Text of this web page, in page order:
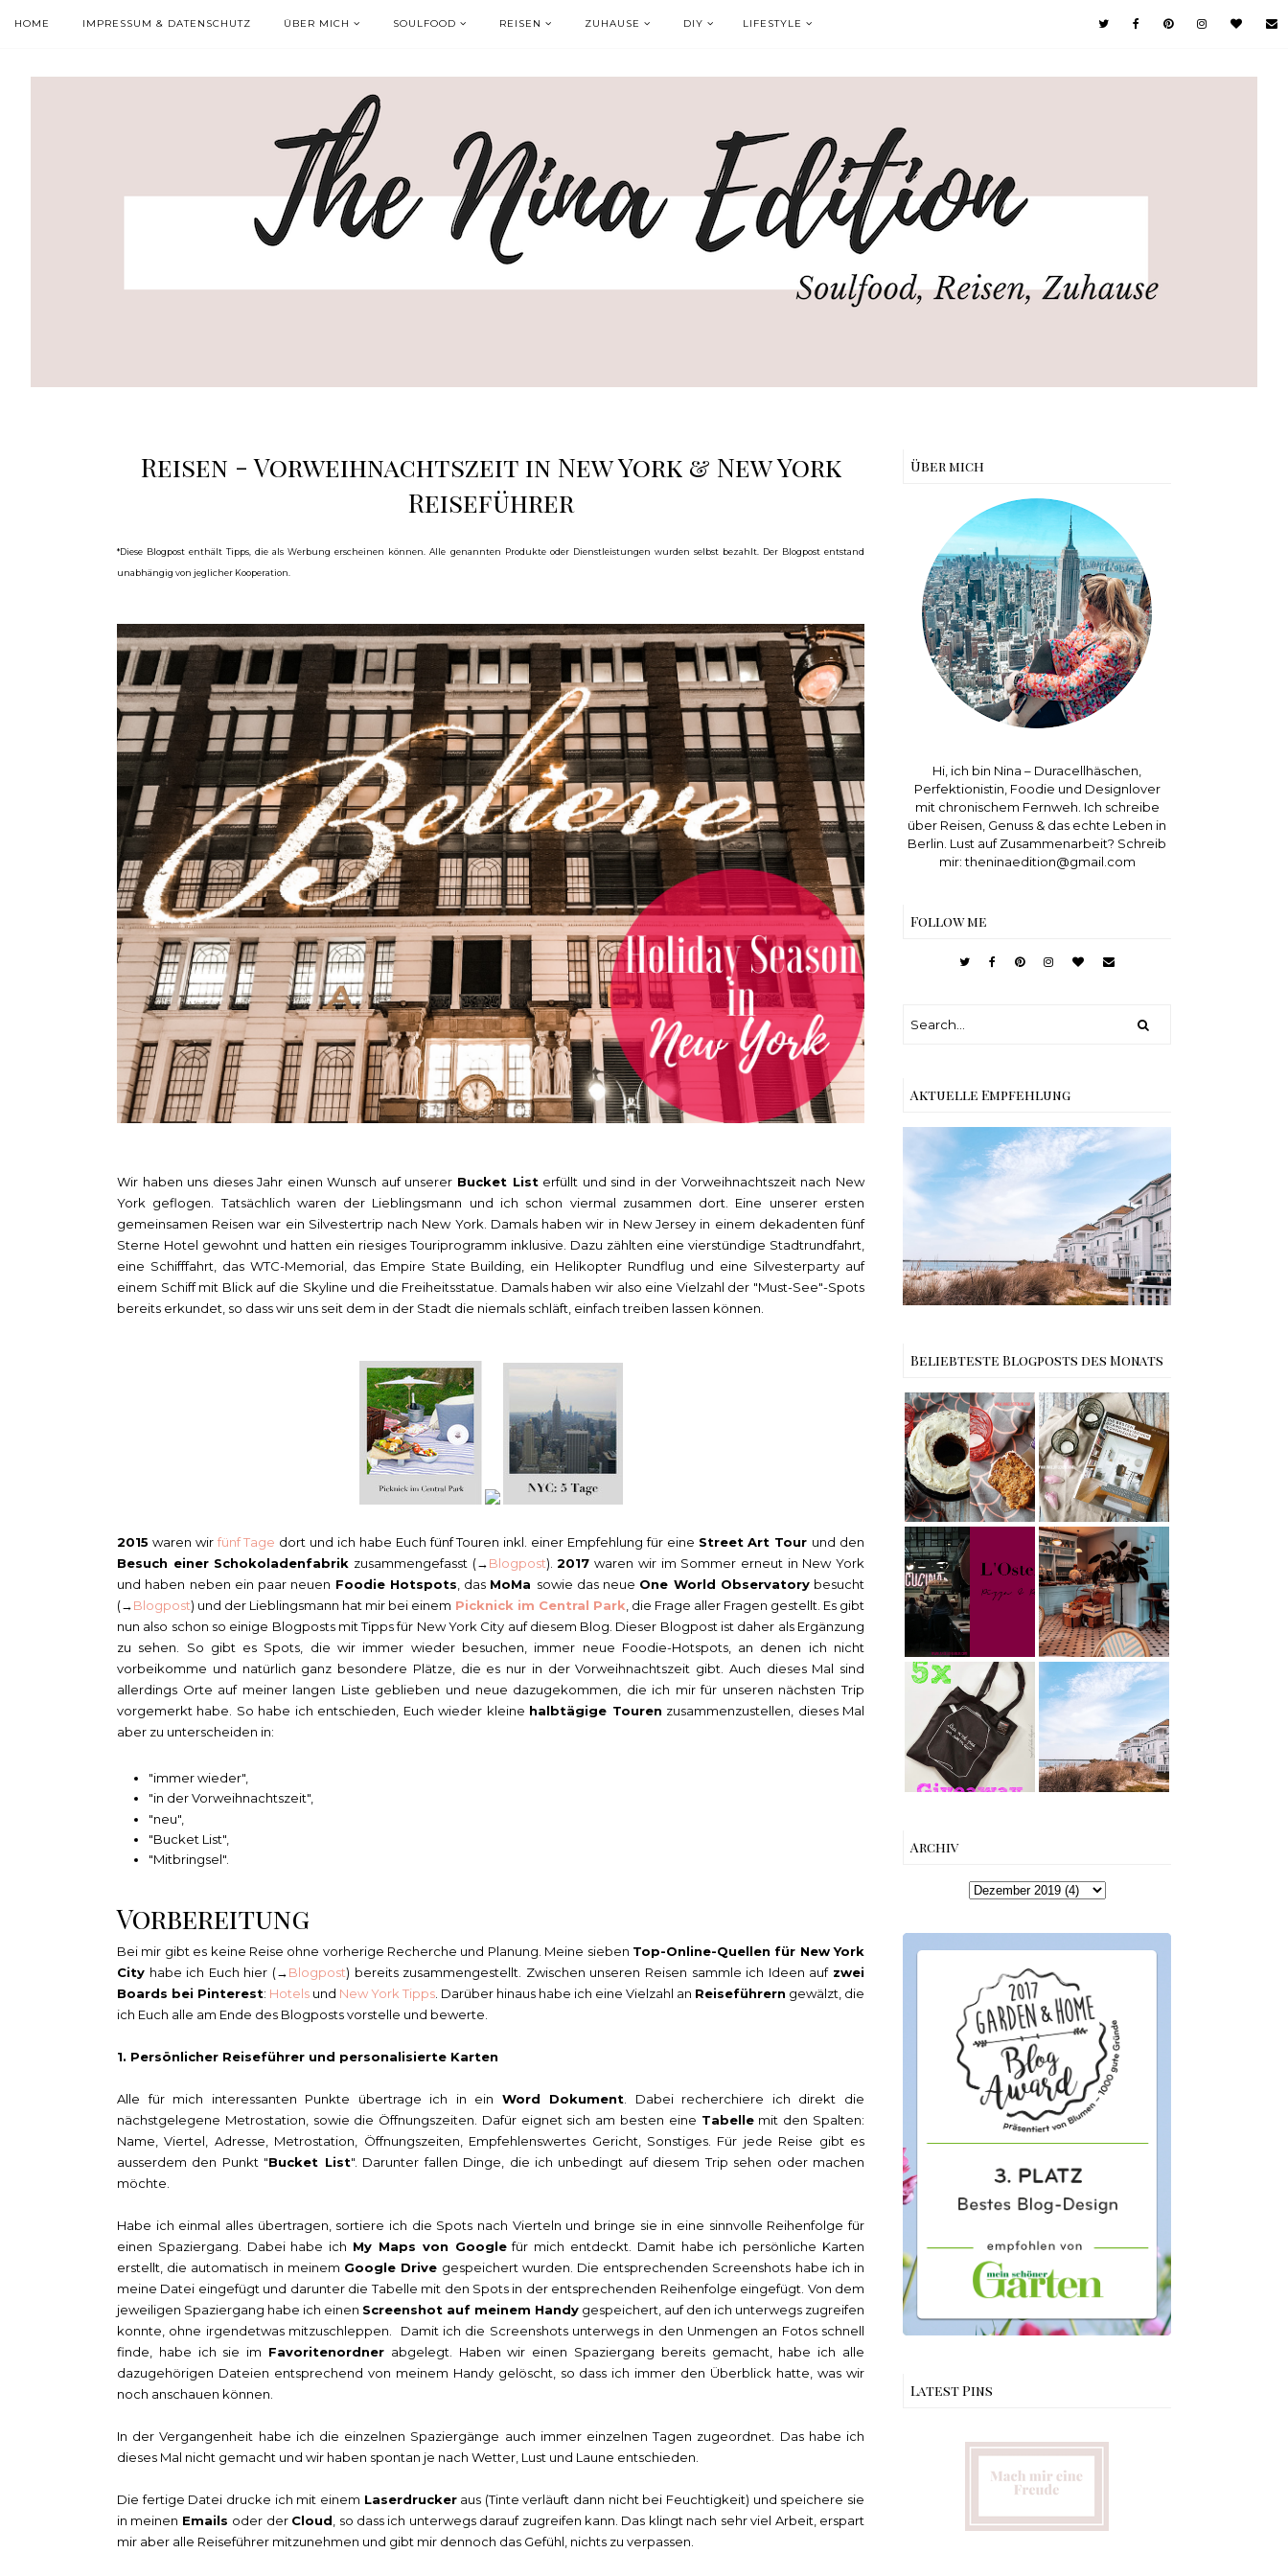
HOME IMPRESSUM & DATENSCHUTZ ÜBER MICH SOULFOOD REISEN ZUHAUSE DIY LIFESTYLE
Reisen - Vorweihnachtszeit in New York & New York
Reiseführer
*Diese Blogpost enthält Tipps, die als Werbung erscheinen können. Alle genannten Produkte oder Dienstleistungen wurden selbst bezahlt. Der Blogpost entstand
unabhängig von jeglicher Kooperation.
Wir haben uns dieses Jahr einen Wunsch auf unserer Bucket Listerfüllt und sind in der Vorweihnachtszeit nach New
York geflogen. Tatsächlich waren der Lieblingsmann und ich schon viermal zusammen dort. Eine unserer ersten
gemeinsamen Reisen war ein Silvestertrip nach New York. Damals haben wir in New Jersey in einem dekadenten fünf
Sterne Hotel gewohnt und hatten ein riesiges Touriprogramm inklusive. Dazu zählten eine vierstündige Stadtrundfahrt,
eine Schifffahrt, das WTC-Memorial, das Empire State Building, ein Helikopter Rundflug und eine Silvesterparty auf
einem Schiff mit Blick auf die Skyline und die Freiheitsstatue. Damals haben wir also eine Vielzahl der "Must-See"-Spots
bereits erkundet, so dass wir uns seit dem in der Stadt die niemals schläft, einfach treiben lassen können.
2015 waren wir fünf Tage dort und ich habe Euch fünf Touren inkl. einer Empfehlung für eine Street Art Tour und den
Besuch einer Schokoladenfabrik zusammengefasst (→Blogpost).2017 waren wir im Sommer erneut in New York
und haben neben ein paar neuen Foodie Hotspots , das MoMa sowie das neue One World Observatorybesucht
(→Blogpost) und der Lieblingsmann hat mir bei einem Picknick im Central Park , die Frage aller Fragen gestellt. Es gibt
nun also schon so einige Blogposts mit Tipps für New York City auf diesem Blog. Dieser Blogpost ist daher als Ergänzung
zu sehen. So gibt es Spots, die wir immer wieder besuchen, immer neue Foodie-Hotspots, an denen ich nicht
vorbeikomme und natürlich ganz besondere Plätze, die es nur in der Vorweihnachtszeit gibt. Auch dieses Mal sind
allerdings Orte auf meiner langen Liste geblieben und neue dazugekommen, die ich mir für unseren nächsten Trip
vorgemerkt habe. So habe ich entschieden, Euch wieder kleine halbtägige Touren zusammenzustellen, dieses Mal
aber zu unterscheiden in:
"immer wieder",
"in der Vorweihnachtszeit",
"neu",
"Bucket List",
"Mitbringsel".
Vorbereitung
Bei mir gibt es keine Reise ohne vorherige Recherche und Planung. Meine sieben Top-Online-Quellen für New York
City habe ich Euch hier (→Blogpost) bereits zusammengestellt. Zwischen unseren Reisen sammle ich Ideen auf zwei
Boards bei Pinterest: Hotels und New York Tipps . Darüber hinaus habe ich eine Vielzahl an Reiseführern gewälzt, die
ich Euch alle am Ende des Blogposts vorstelle und bewerte.
1. Persönlicher Reiseführer und personalisierte Karten
Alle für mich interessanten Punkte übertrage ich in ein Word Dokument . Dabei recherchiere ich direkt die
nächstgelegene Metrostation, sowie die Öffnungszeiten. Dafür eignet sich am besten eine Tabellemit den Spalten:
Name, Viertel, Adresse, Metrostation, Öffnungszeiten, Empfehlenswertes Gericht, Sonstiges. Für jede Reise gibt es
ausserdem den Punkt "Bucket List". Darunter fallen Dinge, die ich unbedingt auf diesem Trip sehen oder machen
möchte.
Habe ich einmal alles übertragen, sortiere ich die Spots nach Vierteln und bringe sie in eine sinnvolle Reihenfolge für
einen Spaziergang. Dabei habe ich My Maps von Googlefür mich entdeckt. Damit habe ich persönliche Karten
erstellt, die automatisch in meinem Google Drive gespeichert wurden. Die entsprechenden Screenshots habe ich in
meine Datei eingefügt und darunter die Tabelle mit den Spots in der entsprechenden Reihenfolge eingefügt. Von dem
jeweiligen Spaziergang habe ich einen Screenshot auf meinem Handy gespeichert, auf den ich unterwegs zugreifen
konnte, ohne irgendetwas mitzuschleppen. Damit ich die Screenshots unterwegs in den Unmengen an Fotos schnell
finde, habe ich sie im Favoritenordner abgelegt. Haben wir einen Spaziergang bereits gemacht, habe ich alle
dazugehörigen Dateien entsprechend von meinem Handy gelöscht, so dass ich immer den Überblick hatte, was wir
noch anschauen können.
In der Vergangenheit habe ich die einzelnen Spaziergänge auch immer einzelnen Tagen zugeordnet. Das habe ich
dieses Mal nicht gemacht und wir haben spontan je nach Wetter, Lust und Laune entschieden.
Die fertige Datei drucke ich mit einem Laserdruckeraus (Tinte verläuft dann nicht bei Feuchtigkeit) und speichere sie
in meinen Emails oder der Cloud , so dass ich unterwegs darauf zugreifen kann. Das klingt nach sehr viel Arbeit, erspart
mir aber alle Reiseführer mitzunehmen und gibt mir dennoch das Gefühl, nichts zu verpassen.
Über mich
Hi, ich bin Nina – Duracellhäschen,
Perfektionistin, Foodie und Designlover
mit chronischem Fernweh. Ich schreibe
über Reisen, Genuss & das echte Leben in
Berlin. Lust auf Zusammenarbeit? Schreib
mir: theninaedition@gmail.com
Follow me
Aktuelle Empfehlung
Reisen - Schleiregion
Beliebteste Blogposts des Monats
Rezept |
Weltbester
Carrot Cake
mit Cream
Cheese
Frosting nach
Cynthia
Barcomi –
einfach &
saftig
Buchtipps - Die
besten
Skandinavische
n Wohnhäuser |
The Nina
Edition
My Berlin -
L'Osteria | The
Nina Edition
Berlin | Café
L’Berg –
Französischer
Charme mitten
in Berlin-
Wilmersdorf
[gives away]
Limitierte
Tote-Bag
Edition von
Esther
Perbandt
Reisen -
Schleiregion
Archiv
Latest Pins